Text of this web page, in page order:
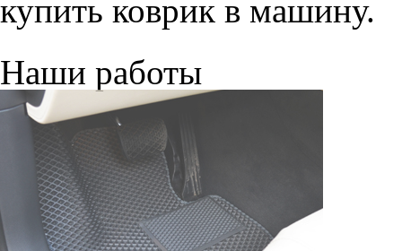
© ателье «Автоковрики
корпус 1.
На нашем сайте в целях
работоспособности
персональных данных,